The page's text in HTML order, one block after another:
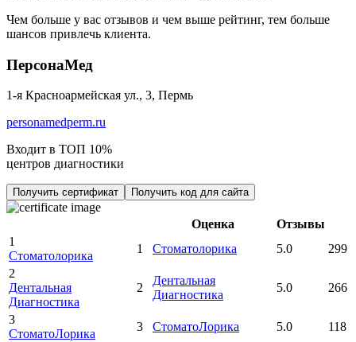
Чем больше у вас отзывов и чем выше рейтинг, тем больше
шансов привлечь клиента.
ПерсонаМед
1-я Красноармейская ул., 3, Пермь
personamedperm.ru
Входит в ТОП 10%
центров диагностики
Получить сертификат Получить код для сайта
Оценка
Отзывы
1
Стоматолорика
1 Стоматолорика 5.0
299
2
Дентальная
Диагностика
2
Дентальная
Диагностика
5.0 266
3
СтоматоЛорика
3 СтоматоЛорика 5.0
118